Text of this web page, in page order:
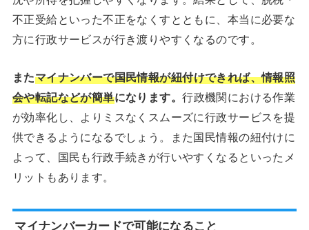
不正受給といった不正をなくすとともに、本当に必要な
方に行政サービスが行き渡りやすくなるのです。
またマイナンバーで国民情報が紐付けできれば、情報照
会や転記などが簡単になります。行政機関における作業
が効率化し、よりミスなくスムーズに行政サービスを提
供できるようになるでしょう。また国民情報の紐付けに
よって、国民も行政手続きが行いやすくなるといったメ
リットもあります。
マイナンバーカードで可能になること